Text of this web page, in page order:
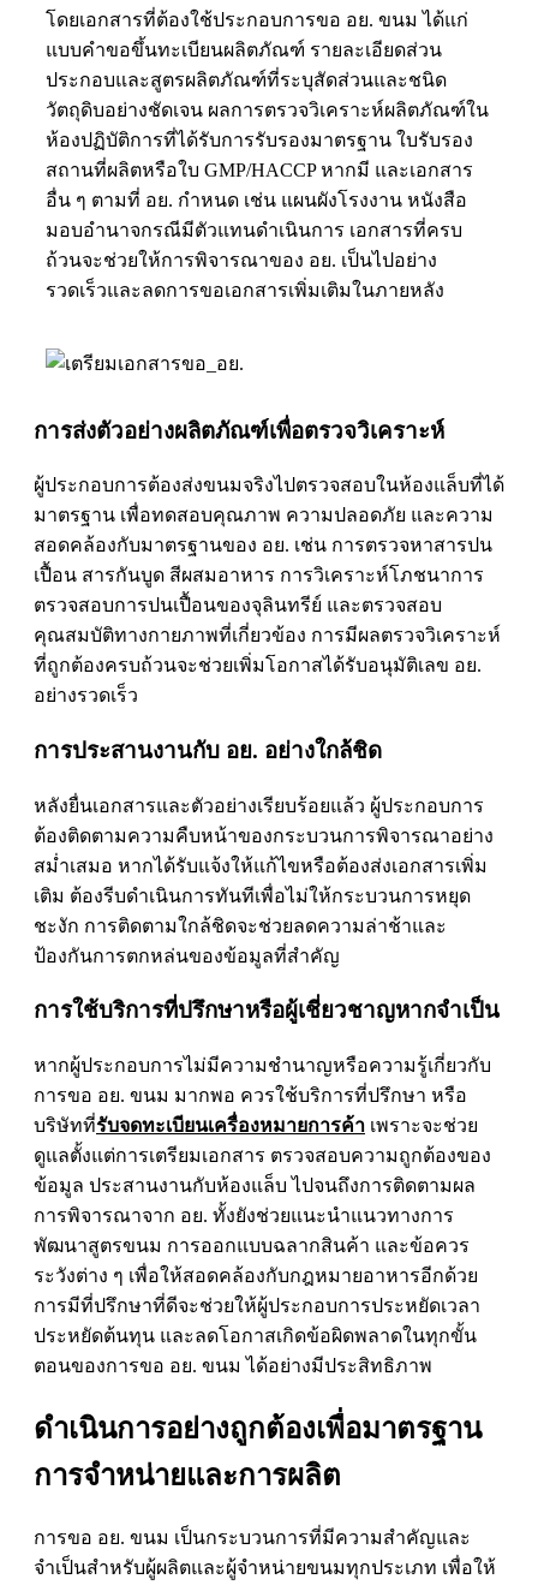
โดยเอกสารที่ต้องใช้ประกอบการขอ อย. ขนม ได้แก่
แบบคำขอขึ้นทะเบียนผลิตภัณฑ์ รายละเอียดส่วน
ประกอบและสูตรผลิตภัณฑ์ที่ระบุสัดส่วนและชนิด
วัตถุดิบอย่างชัดเจน ผลการตรวจวิเคราะห์ผลิตภัณฑ์ใน
ห้องปฏิบัติการที่ได้รับการรับรองมาตรฐาน ใบรับรอง
สถานที่ผลิตหรือใบ GMP/HACCP หากมี และเอกสาร
อื่น ๆ ตามที่ อย. กำหนด เช่น แผนผังโรงงาน หนังสือ
มอบอำนาจกรณีมีตัวแทนดำเนินการ เอกสารที่ครบ
ถ้วนจะช่วยให้การพิจารณาของ อย. เป็นไปอย่าง
รวดเร็วและลดการขอเอกสารเพิ่มเติมในภายหลัง
การส่งตัวอย่างผลิตภัณฑ์เพื่อตรวจวิเคราะห์
ผู้ประกอบการต้องส่งขนมจริงไปตรวจสอบในห้องแล็บที่ได้
มาตรฐาน เพื่อทดสอบคุณภาพ ความปลอดภัย และความ
สอดคล้องกับมาตรฐานของ อย. เช่น การตรวจหาสารปน
เปื้อน สารกันบูด สีผสมอาหาร การวิเคราะห์โภชนาการ
ตรวจสอบการปนเปื้อนของจุลินทรีย์ และตรวจสอบ
คุณสมบัติทางกายภาพที่เกี่ยวข้อง การมีผลตรวจวิเคราะห์
ที่ถูกต้องครบถ้วนจะช่วยเพิ่มโอกาสได้รับอนุมัติเลข อย.
อย่างรวดเร็ว
การประสานงานกับ อย. อย่างใกล้ชิด
หลังยื่นเอกสารและตัวอย่างเรียบร้อยแล้ว ผู้ประกอบการ
ต้องติดตามความคืบหน้าของกระบวนการพิจารณาอย่าง
สม่ำเสมอ หากได้รับแจ้งให้แก้ไขหรือต้องส่งเอกสารเพิ่ม
เติม ต้องรีบดำเนินการทันทีเพื่อไม่ให้กระบวนการหยุด
ชะงัก การติดตามใกล้ชิดจะช่วยลดความล่าช้าและ
ป้องกันการตกหล่นของข้อมูลที่สำคัญ
การใช้บริการที่ปรึกษาหรือผู้เชี่ยวชาญหากจำเป็น
หากผู้ประกอบการไม่มีความชำนาญหรือความรู้เกี่ยวกับ
การขอ อย. ขนม มากพอ ควรใช้บริการที่ปรึกษา หรือ
บริษัทที่รับจดทะเบียนเครื่องหมายการค้า เพราะจะช่วย
ดูแลตั้งแต่การเตรียมเอกสาร ตรวจสอบความถูกต้องของ
ข้อมูล ประสานงานกับห้องแล็บ ไปจนถึงการติดตามผล
การพิจารณาจาก อย. ทั้งยังช่วยแนะนำแนวทางการ
พัฒนาสูตรขนม การออกแบบฉลากสินค้า และข้อควร
ระวังต่าง ๆ เพื่อให้สอดคล้องกับกฎหมายอาหารอีกด้วย
การมีที่ปรึกษาที่ดีจะช่วยให้ผู้ประกอบการประหยัดเวลา
ประหยัดต้นทุน และลดโอกาสเกิดข้อผิดพลาดในทุกขั้น
ตอนของการขอ อย. ขนม ได้อย่างมีประสิทธิภาพ
ดำเนินการอย่างถูกต้องเพื่อมาตรฐาน
การจำหน่ายและการผลิต
การขอ อย. ขนม เป็นกระบวนการที่มีความสำคัญและ
จำเป็นสำหรับผู้ผลิตและผู้จำหน่ายขนมทุกประเภท เพื่อให้